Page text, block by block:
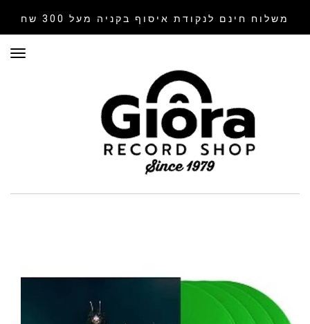
משלוח חינם לנקודת איסוף בקניה מעל 300 שח